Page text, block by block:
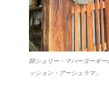
師シュリー・マハーヨーギ
ッション・アーシュラマ」